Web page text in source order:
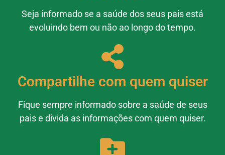
Seja informado se a saúde dos seus pais está
evoluindo bem ou não ao longo do tempo.
Compartilhe com quem quiser
Fique sempre informado sobre a saúde de seus
pais e divida as informações com quem quiser.